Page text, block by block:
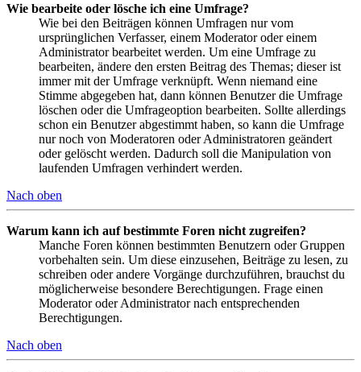
Wie bearbeite oder lösche ich eine Umfrage?
Wie bei den Beiträgen können Umfragen nur vom
ursprünglichen Verfasser, einem Moderator oder einem
Administrator bearbeitet werden. Um eine Umfrage zu
bearbeiten, ändere den ersten Beitrag des Themas; dieser ist
immer mit der Umfrage verknüpft. Wenn niemand eine
Stimme abgegeben hat, dann können Benutzer die Umfrage
löschen oder die Umfrageoption bearbeiten. Sollte allerdings
schon ein Benutzer abgestimmt haben, so kann die Umfrage
nur noch von Moderatoren oder Administratoren geändert
oder gelöscht werden. Dadurch soll die Manipulation von
laufenden Umfragen verhindert werden.
Nach oben
Warum kann ich auf bestimmte Foren nicht zugreifen?
Manche Foren können bestimmten Benutzern oder Gruppen
vorbehalten sein. Um diese einzusehen, Beiträge zu lesen, zu
schreiben oder andere Vorgänge durchzuführen, brauchst du
möglicherweise besondere Berechtigungen. Frage einen
Moderator oder Administrator nach entsprechenden
Berechtigungen.
Nach oben